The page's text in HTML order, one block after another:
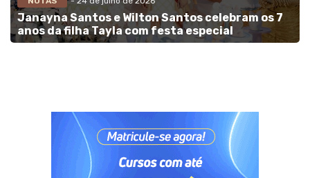
Janayna Santos e Wilton Santos celebram os 7
anos da filha Tayla com festa especial